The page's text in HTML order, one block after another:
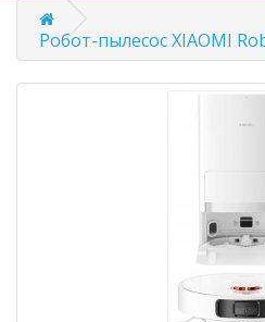
Робот-пылесос XIAOMI